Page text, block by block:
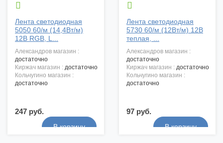

Лента светодиодная
5050 60/м (14,4Вт/м)
12В RGB, L...
александров магазин :
достаточно
киржач магазин : достаточно
кольчугино магазин :
достаточно
247 руб.

Лента светодиодная
5730 60/м (12Вт/м) 12В
теплая, ...
александров магазин :
достаточно
киржач магазин : достаточно
кольчугино магазин :
достаточно
97 руб.